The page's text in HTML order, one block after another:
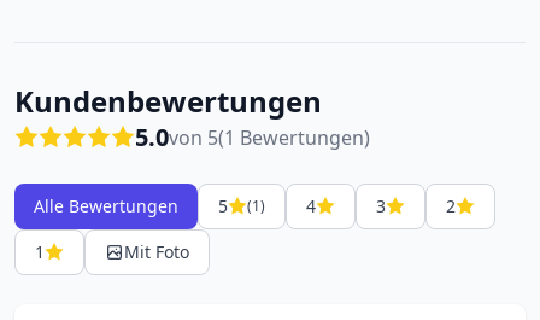
Kundenbewertungen
5.0von 5(1 Bewertungen)
Alle Bewertungen 5 (1) 4 3
2
1
Mit Foto